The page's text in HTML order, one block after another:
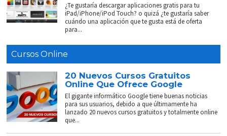
¿Te gustaría descargar aplicaciones gratis para tu
iPad/iPhone/iPod Touch? o quizá ¿te gustaría saber
cuándo una aplicación que te gusta está de oferta
para...
Cursos Online
20 Nuevos Cursos Gratuitos
Online Que Ofrece Google
El gigante informático Google tiene buenas noticias
para sus usuarios, debido a que últimamente ha
lanzado 20 nuevos cursos gratuitos y totalmente online
que...